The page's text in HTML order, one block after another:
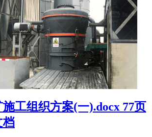
工组织方案(一).docx 77页
档